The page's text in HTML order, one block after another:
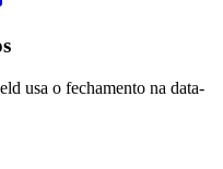
usa o fechamento na data-